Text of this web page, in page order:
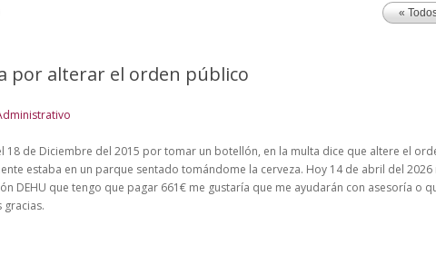
«
por alterar el orden público
18 de Diciembre del 2015 por tomar un botellón, en la multa dice que altere el
estaba en un parque sentado tomándome la cerveza. Hoy 14 de abril del 2026
DEHU que tengo que pagar 661€ me gustaría que me ayudarán con asesoría o
gracias.